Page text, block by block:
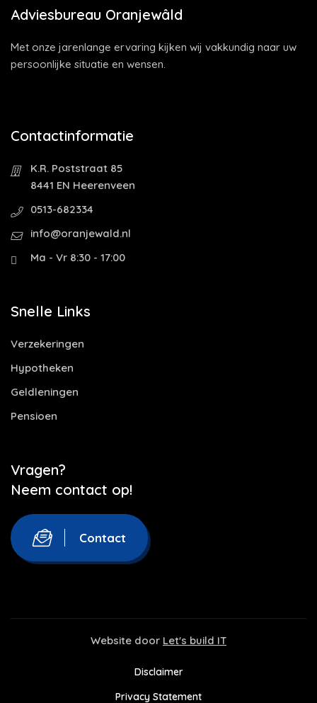
Adviesbureau Oranjewâld
Met onze jarenlange ervaring kijken wij vakkundig naar uw
persoonlijke situatie en wensen.
Contactinformatie
K.R. Poststraat 85
8441 EN Heerenveen
0513-682334
info@oranjewald.nl
Ma - Vr 8:30 - 17:00
Snelle Links
Verzekeringen
Hypotheken
Geldleningen
Pensioen
Vragen?
Neem contact op!
Contact
Website door Let's build IT
Disclaimer
Privacy Statement